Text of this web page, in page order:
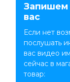
Запишем
вас
Если нет
послушать
вас видео
сейчас в
товар: